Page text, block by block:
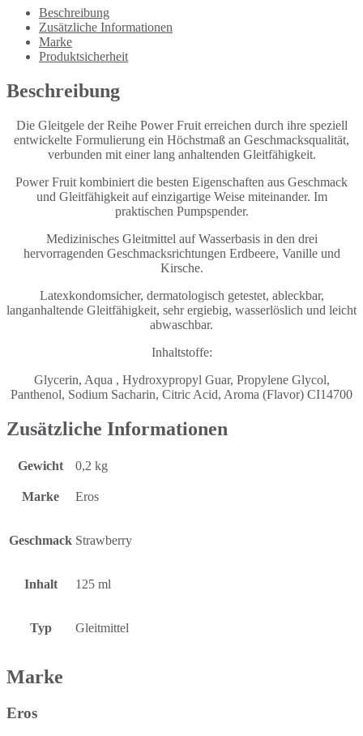
Beschreibung
Zusätzliche Informationen
Marke
Produktsicherheit
Beschreibung
Die Gleitgele der Reihe Power Fruit erreichen durch ihre speziell
entwickelte Formulierung ein Höchstmaß an Geschmacksqualität,
verbunden mit einer lang anhaltenden Gleitfähigkeit.
Power Fruit kombiniert die besten Eigenschaften aus Geschmack
und Gleitfähigkeit auf einzigartige Weise miteinander. Im
praktischen Pumpspender.
Medizinisches Gleitmittel auf Wasserbasis in den drei
hervorragenden Geschmacksrichtungen Erdbeere, Vanille und
Kirsche.
Latexkondomsicher, dermatologisch getestet, ableckbar,
langanhaltende Gleitfähigkeit, sehr ergiebig, wasserlöslich und leicht
abwaschbar.
Inhaltstoffe:
Glycerin, Aqua , Hydroxypropyl Guar, Propylene Glycol,
Panthenol, Sodium Sacharin, Citric Acid, Aroma (Flavor) CI14700
Zusätzliche Informationen
Gewicht 0,2 kg
Marke Eros
Geschmack Strawberry
Inhalt 125 ml
Typ Gleitmittel
Marke
Eros